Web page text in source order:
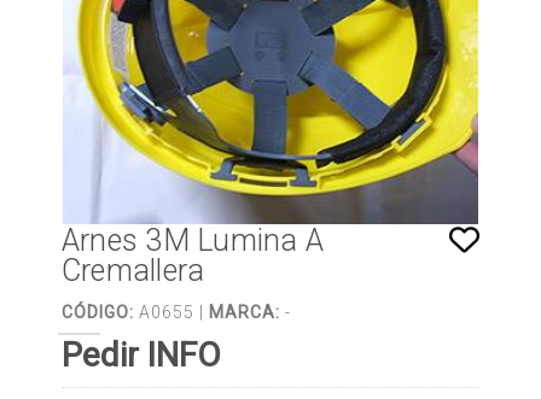
Arnes 3M Lumina A
Cremallera
CÓDIGO: A0655 | MARCA: -
Pedir INFO